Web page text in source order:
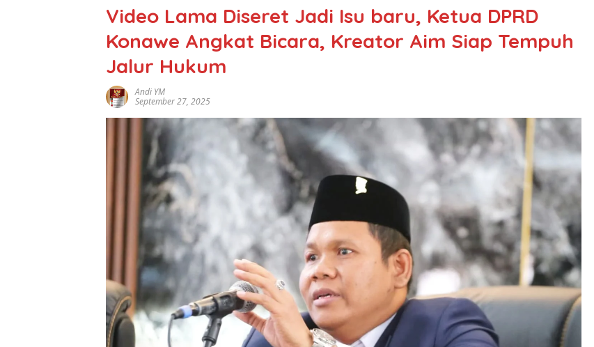
Video Lama Diseret Jadi Isu baru, Ketua DPRD
Konawe Angkat Bicara, Kreator Aim Siap Tempuh
Jalur Hukum
Andi YM
September 27, 2025